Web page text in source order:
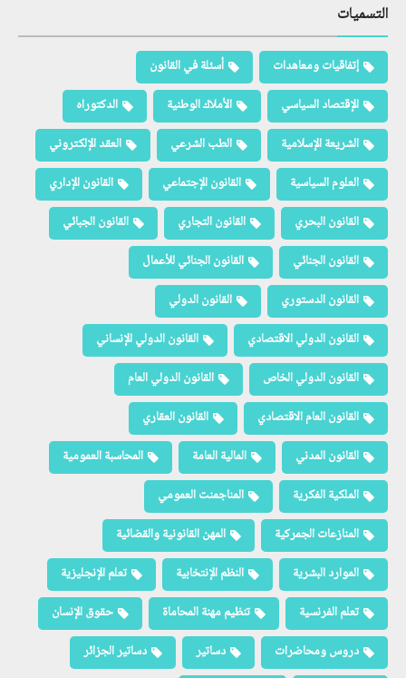
التسميات
إتفاقيات ومعاهدات
أسئلة في القانون
الإقتصاد السياسي
الأملاك الوطنية
الدكتوراه
الشريعة الإسلامية
الطب الشرعي
العقد الإلكتروني
العلوم السياسية
القانون الإجتماعي
القانون الإداري
القانون البحري
القانون التجاري
القانون الجبائي
القانون الجنائي
القانون الجنائي للأعمال
القانون الدستوري
القانون الدولي
القانون الدولي الاقتصادي
القانون الدولي الإنساني
القانون الدولي الخاص
القانون الدولي العام
القانون العام الاقتصادي
القانون العقاري
القانون المدني
المالية العامة
المحاسبة العمومية
الملكية الفكرية
المناجمنت العمومي
المنازعات الجمركية
المهن القانونية والقضائية
الموارد البشرية
النظم الإنتخابية
تعلم الإنجليزية
تعلم الفرنسية
تنظيم مهنة المحاماة
حقوق الإنسان
دروس ومحاضرات
دساتير
دساتير الجزائر